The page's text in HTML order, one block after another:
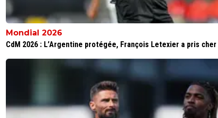
Mondial 2026
CdM 2026 : L’Argentine protégée, François Letexier a pris cher